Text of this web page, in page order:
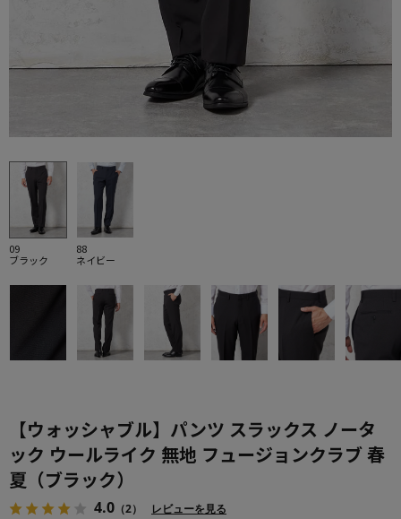
09
ブラック
88
ネイビー
【ウォッシャブル】パンツ スラックス ノータ
ック ウールライク 無地 フュージョンクラブ 春
夏（ブラック）
4.0 （2） レビューを見る